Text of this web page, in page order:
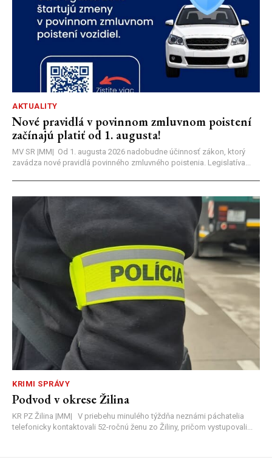
AKTUALITY
Nové pravidlá v povinnom zmluvnom poistení
začínajú platiť od 1. augusta!
MV SR |MM| Od 1. augusta 2026 nadobudne účinnosť zákon, ktorý
zavádza nové pravidlá povinného zmluvného poistenia. Legislatíva...
KRIMI SPRÁVY
Podvod v okrese Žilina
KR PZ Žilina |MM| V priebehu minulého týždňa neznámi páchatelia
telefonicky kontaktovali 52-ročnú ženu zo Žiliny, pričom vystupovali...